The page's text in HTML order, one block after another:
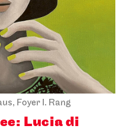
Foyer I. Rang
Lucia di